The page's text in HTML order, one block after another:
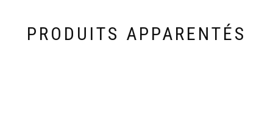
PRODUITS APPARENTÉS